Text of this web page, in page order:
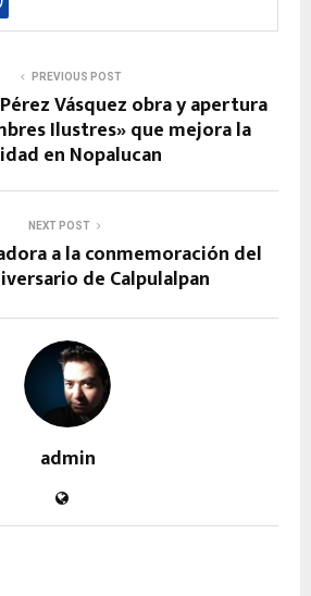
PREVIOUS POST
Vásquez obra y apertura
Ilustres» que mejora la
en Nopalucan
NEXT POST
a la conmemoración del
de Calpulalpan
admin